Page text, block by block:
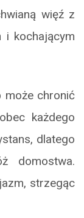
więź z
i kochającym
może chronić
każdego
dlatego
domostwa.
strzegąc